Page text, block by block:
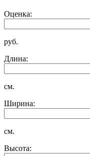
Оценка:
руб.
Длина:
см.
Ширина:
см.
Высота: